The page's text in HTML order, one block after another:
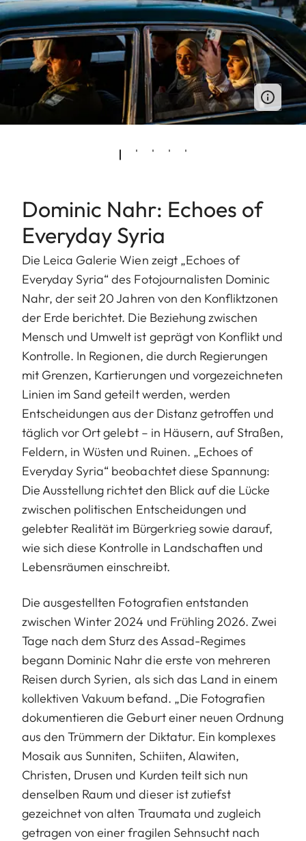
Dominic Nahr: Echoes of
Everyday Syria
Die Leica Galerie Wien zeigt „Echoes of
Everyday Syria“ des Fotojournalisten Dominic
Nahr, der seit 20 Jahren von den Konfliktzonen
der Erde berichtet. Die Beziehung zwischen
Mensch und Umwelt ist geprägt von Konflikt und
Kontrolle. In Regionen, die durch Regierungen
mit Grenzen, Kartierungen und vorgezeichneten
Linien im Sand geteilt werden, werden
Entscheidungen aus der Distanz getroffen und
täglich vor Ort gelebt – in Häusern, auf Straßen,
Feldern, in Wüsten und Ruinen. „Echoes of
Everyday Syria“ beobachtet diese Spannung:
Die Ausstellung richtet den Blick auf die Lücke
zwischen politischen Entscheidungen und
gelebter Realität im Bürgerkrieg sowie darauf,
wie sich diese Kontrolle in Landschaften und
Lebensräumen einschreibt.
Die ausgestellten Fotografien entstanden
zwischen Winter 2024 und Frühling 2026. Zwei
Tage nach dem Sturz des Assad-Regimes
begann Dominic Nahr die erste von mehreren
Reisen durch Syrien, als sich das Land in einem
kollektiven Vakuum befand. „Die Fotografien
dokumentieren die Geburt einer neuen Ordnung
aus den Trümmern der Diktatur. Ein komplexes
Mosaik aus Sunniten, Schiiten, Alawiten,
Christen, Drusen und Kurden teilt sich nun
denselben Raum und dieser ist zutiefst
gezeichnet von alten Traumata und zugleich
getragen von einer fragilen Sehnsucht nach